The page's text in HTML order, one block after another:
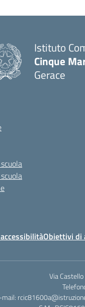
Istituto
Cinque
Gerace
Obiettivi di
Via
mail: